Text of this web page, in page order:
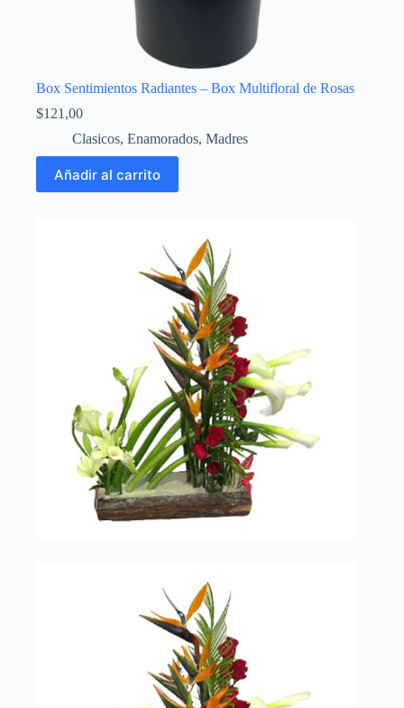
Box Sentimientos Radiantes – Box Multifloral de Rosas
$121,00
Clasicos, Enamorados, Madres
Añadir al carrito